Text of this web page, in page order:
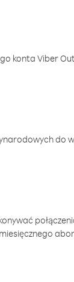
konta Viber
do